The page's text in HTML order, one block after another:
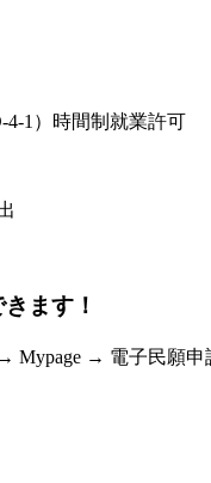
1）時間制就業許可
ます！
Mypage → 電子民願申